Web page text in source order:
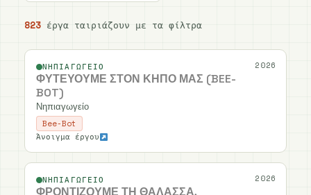
823 έργα ταιριάζουν με τα φίλτρα
2026
ΝΗΠΙΑΓΩΓΕΊΟ
ΦΥΤΕΎΟΥΜΕ ΣΤΟΝ ΚΉΠΟ ΜΑΣ (BEE-
BOT)
Νηπιαγωγείο
Bee-Bot
Άνοιγμα έργου
2026
ΝΗΠΙΑΓΩΓΕΊΟ
ΦΡΟΝΤΊΖΟΥΜΕ ΤΗ ΘΆΛΑΣΣΑ,